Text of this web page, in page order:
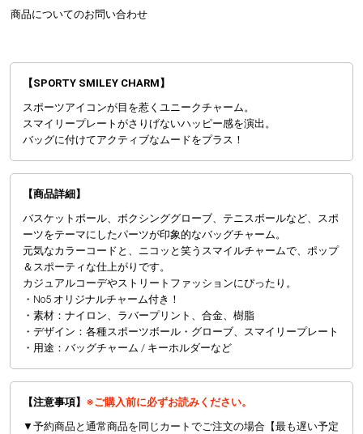
商品についてのお問い合わせ
【SPORTY SMILEY CHARM】
スポーツアイコンが目を惹くユニークチャーム。
スマイリープレートがさりげないハッピー感を演出。
バッグに付けてアクティブなムードをプラス！
【商品詳細】
バスケットボール、ボクシンググローブ、テニスボールなど、スポ
ーツをテーマにしたパーツが印象的なバッグチャーム。
元気なカラーコードと、ニコッと笑うスマイルチャームで、ポップ
＆スポーティな仕上がりです。
カジュアルコーデやストリートファッションにぴったり。
・No5 オリジナルチャーム付き！
・素材：ナイロン、ラバープリント、合金、樹脂
・デザイン：各種スポーツボール・グローブ、スマイリープレート
・用途：バッグチャーム / キーホルダーなど
【注意事項】 ※ご購入前に必ずお読みください。
▼予約商品と通常商品を同じカートでご注文の場合【最も遅い予定